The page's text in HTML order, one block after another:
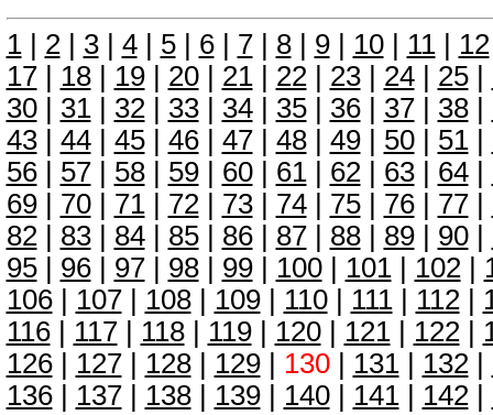
1| 2| 3| 4| 5| 6| 7| 8| 9| 10| 11| 12
17| 18| 19| 20| 21| 22| 23| 24| 25|
30| 31| 32| 33| 34| 35| 36| 37| 38|
43| 44| 45| 46| 47| 48| 49| 50| 51|
56| 57| 58| 59| 60| 61| 62| 63| 64|
69| 70| 71| 72| 73| 74| 75| 76| 77|
82| 83| 84| 85| 86| 87| 88| 89| 90|
95| 96| 97| 98| 99| 100| 101| 102|
106| 107| 108| 109| 110| 111| 112|
116| 117| 118| 119| 120| 121| 122|
126| 127| 128| 129| 130| 131| 132|
136| 137| 138| 139| 140| 141| 142|